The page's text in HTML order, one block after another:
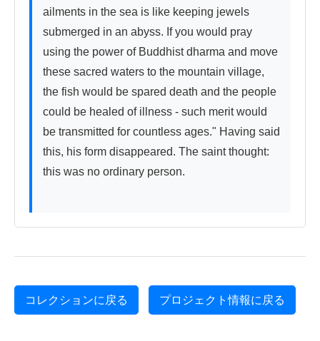
ailments in the sea is like keeping jewels
submerged in an abyss. If you would pray
using the power of Buddhist dharma and move
these sacred waters to the mountain village,
the fish would be spared death and the people
could be healed of illness - such merit would
be transmitted for countless ages." Having said
this, his form disappeared. The saint thought:
this was no ordinary person.
コレクションに戻る プロジェクト情報に戻る